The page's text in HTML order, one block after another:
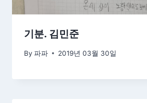
기분. 김민준
By 파파 2019년 03월 30일